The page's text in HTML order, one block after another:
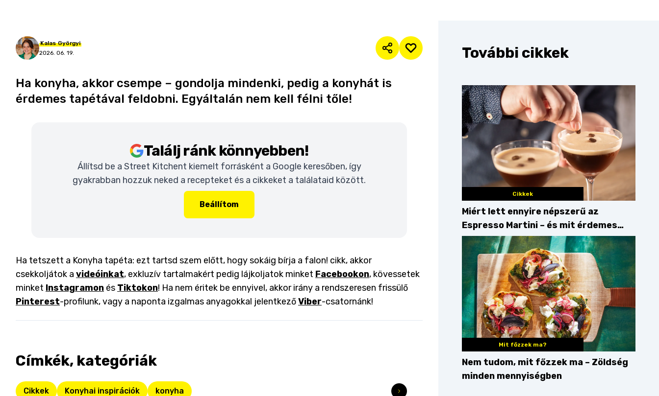
Kalas Györgyi
2026. 06. 19.
Ha konyha, akkor csempe – gondolja mindenki, pedig a konyhát is
érdemes tapétával feldobni. Egyáltalán nem kell félni tőle!
Találj ránk könnyebben!
Állítsd be a Street Kitchent kiemelt forrásként a Google keresőben, így
gyakrabban hozzuk neked a recepteket és a cikkeket a találataid között.
Beállítom
Ha tetszett a Konyha tapéta: ezt tartsd szem előtt, hogy sokáig bírja a falon! cikk, akkor
csekkoljátok a videóinkat, exkluzív tartalmakért pedig lájkoljatok minket Facebookon, kövessetek
minket Instagramon és Tiktokon! Ha nem éritek be ennyivel, akkor irány a rendszeresen frissülő
Pinterest-profilunk, vagy a naponta izgalmas anyagokkal jelentkezőViber-csatornánk!
Címkék, kategóriák
Cikkek Konyhai inspirációk konyha
További cikkek
Cikkek
Miért lett ennyire népszerű az
Espresso Martini – és mit érdemes
enni mellé?
Mit főzzek ma?
Nem tudom, mit főzzek ma – Zöldség
minden mennyiségben